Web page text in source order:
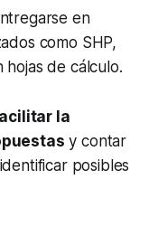
en
como SHP,
hojas de cálculo.
la
y contar
posibles